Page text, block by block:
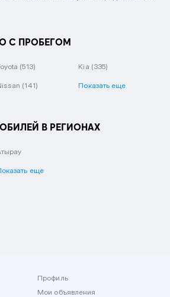
С ПРОБЕГОМ
(513) Kia (335)
(141) Показать еще
В РЕГИОНАХ
еще
Профиль
Мои объявления